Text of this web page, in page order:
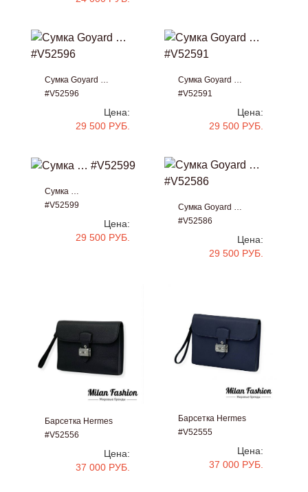
Сумка Goyard …
#V52596
Цена:
29 500 РУБ.
Сумка Goyard …
#V52591
Цена:
29 500 РУБ.
Сумка …
#V52599
Цена:
29 500 РУБ.
Сумка Goyard …
#V52586
Цена:
29 500 РУБ.
Барсетка Hermes
#V52556
Цена:
37 000 РУБ.
Барсетка Hermes
#V52555
Цена:
37 000 РУБ.